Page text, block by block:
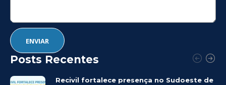
Posts Recentes
Recivil fortalece presença no Sudoeste de